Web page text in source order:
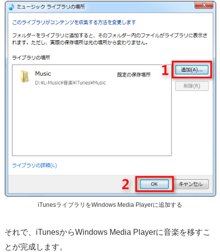
iTunesライブラリをWindows Media Playerに追加する
それで、iTunesからWindows Media Playerに音楽を移すこ
とが完成します。